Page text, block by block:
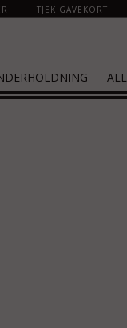
TJEK GAVEKORT